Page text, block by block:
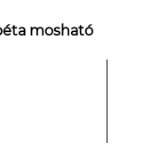
mosható